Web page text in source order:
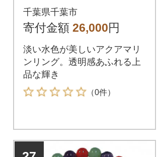
1号】[53687097]
千葉県千葉市
寄付金額 26,000円
淡い水色が美しいアクアマリ
ンリング。透明感あふれる上
品な輝き
（0件）